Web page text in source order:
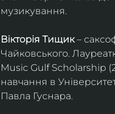
музикування.
Вікторія Тищик –
Чайковського.
Music Gulf Scholarship
навчання в
Павла Гуснара.